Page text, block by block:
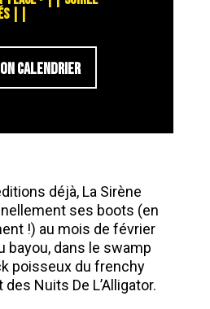
||
CALENDRIER
déjà, La Sirène
ses boots (en
!) au mois de février
bayou, dans le swamp
poisseux du frenchy
Nuits De L’Alligator.